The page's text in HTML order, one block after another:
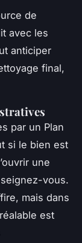
de
avec les
anticiper
final,
par un Plan
si le bien est
une
vous.
mais dans
est